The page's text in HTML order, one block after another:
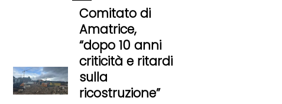
Comitato di
Amatrice,
“dopo 10 anni
criticità e ritardi
sulla
ricostruzione”